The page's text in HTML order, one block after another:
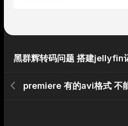
黑群辉转码问题 搭建jellyfin
premiere 有的avi格式 不